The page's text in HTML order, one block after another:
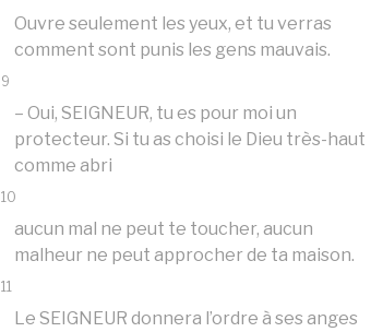
Ouvre seulement les yeux, et tu verras
comment sont punis les gens mauvais.
9
– Oui, SEIGNEUR, tu es pour moi un
protecteur. Si tu as choisi le Dieu très-haut
comme abri
10
aucun mal ne peut te toucher, aucun
malheur ne peut approcher de ta maison.
11
Le SEIGNEUR donnera l’ordre à ses anges